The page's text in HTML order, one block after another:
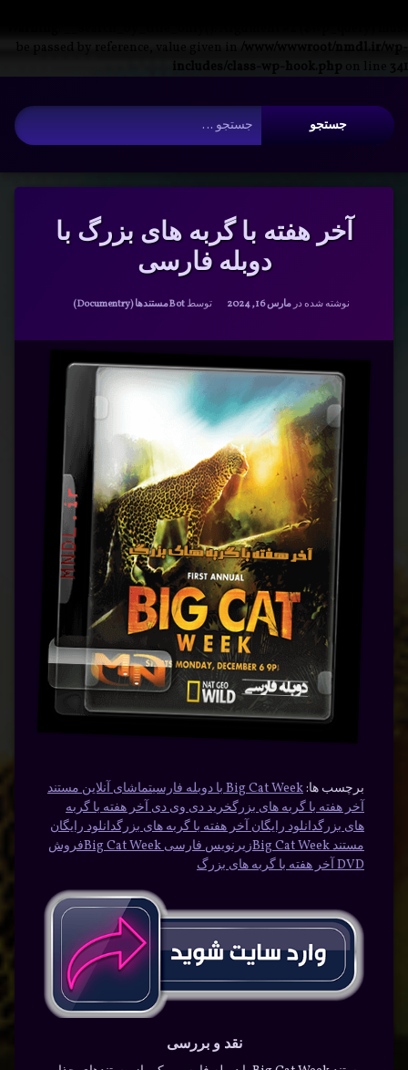
includes/class-wp-hook.php
on line
محتوا
آرشیو
جستجو برای:
آخر هفته با گربه های بزرگ با
دوبله فارسی
نوشته شده درمارس 16, 2024 توسطBotدسته بندی ها:
مستندها (Documentry)
برچسب ها:Big Cat Week با دوبله فارسی
تماشای آنلاین مستند
آخر هفته با گربه های بزرگخرید دی وی دی آخر هفته با گربه
های بزرگدانلود رایگان آخر هفته با گربه های بزرگدانلود رایگان
مستند Big Cat Week
زیرنویس فارسی Big Cat Week
فروش
DVD آخر هفته با گربه های بزرگ
نقد و بررسی